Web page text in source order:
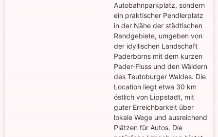
Autobahnparkplatz, sondern
ein praktischer Pendlerplatz
in der Nähe der städtischen
Randgebiete, umgeben von
der idyllischen Landschaft
Paderborns mit dem kurzen
Pader-Fluss und den Wäldern
des Teutoburger Waldes. Die
Location liegt etwa 30 km
östlich von Lippstadt, mit
guter Erreichbarkeit über
lokale Wege und ausreichend
Plätzen für Autos. Die